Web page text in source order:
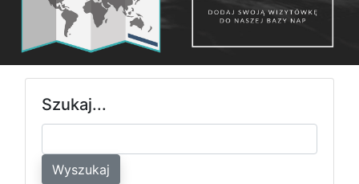
Szukaj...
Wyszukaj